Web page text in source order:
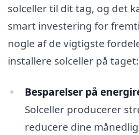
solceller til dit tag, og det
smart investering for
nogle af de vigtigste
installere solceller på taget:
Besparelser på
Solceller producerer
reducere dine